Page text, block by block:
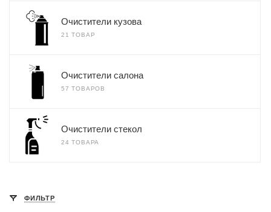
Очистители кузова
21 ТОВАР
Очистители салона
57 ТОВАРОВ
Очистители стекол
24 ТОВАРА
ФИЛЬТР